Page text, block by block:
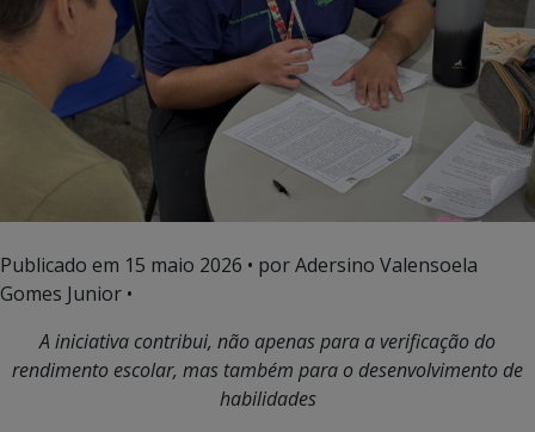
Publicado em 15 maio 2026 • por Adersino Valensoela
Gomes Junior •
A iniciativa contribui, não apenas para a verificação do
rendimento escolar, mas também para o desenvolvimento de
habilidades